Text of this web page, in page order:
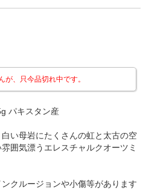
が、只今品切れ中です。
パキスタン産
い母岩にたくさんの虹と太古の空
囲気漂うエレスチャルクオーツミ
クルージョンや小傷等があります